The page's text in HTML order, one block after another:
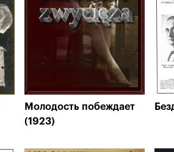
Молодость побеждает
(1923)